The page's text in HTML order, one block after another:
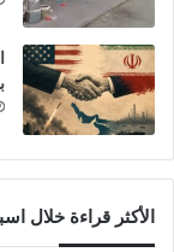
الأكثر قراءة خلال